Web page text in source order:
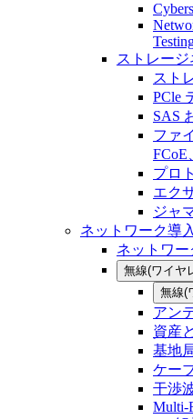
ストレー
スト
PCle
SAS
ファ
FCoE
プロ
エク
ジャ
ネットワーク導
ネットワ
無線(ワイヤ
無線(
アン
資産
基地
ケー
干渉
Multi-